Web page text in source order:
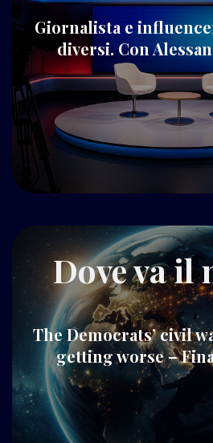
Giornalista e
diversi. Con
Dove va il
The Democrats’ civil
getting worse –